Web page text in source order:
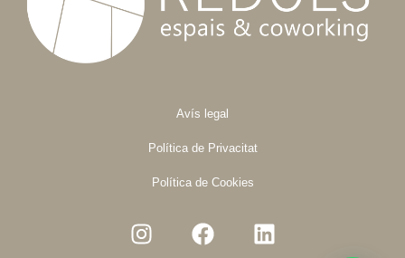
Avís legal
Política de Privacitat
Política de Cookies